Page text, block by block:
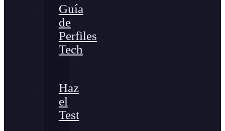
Guía
de
Perfiles
Tech
Haz
el
Test